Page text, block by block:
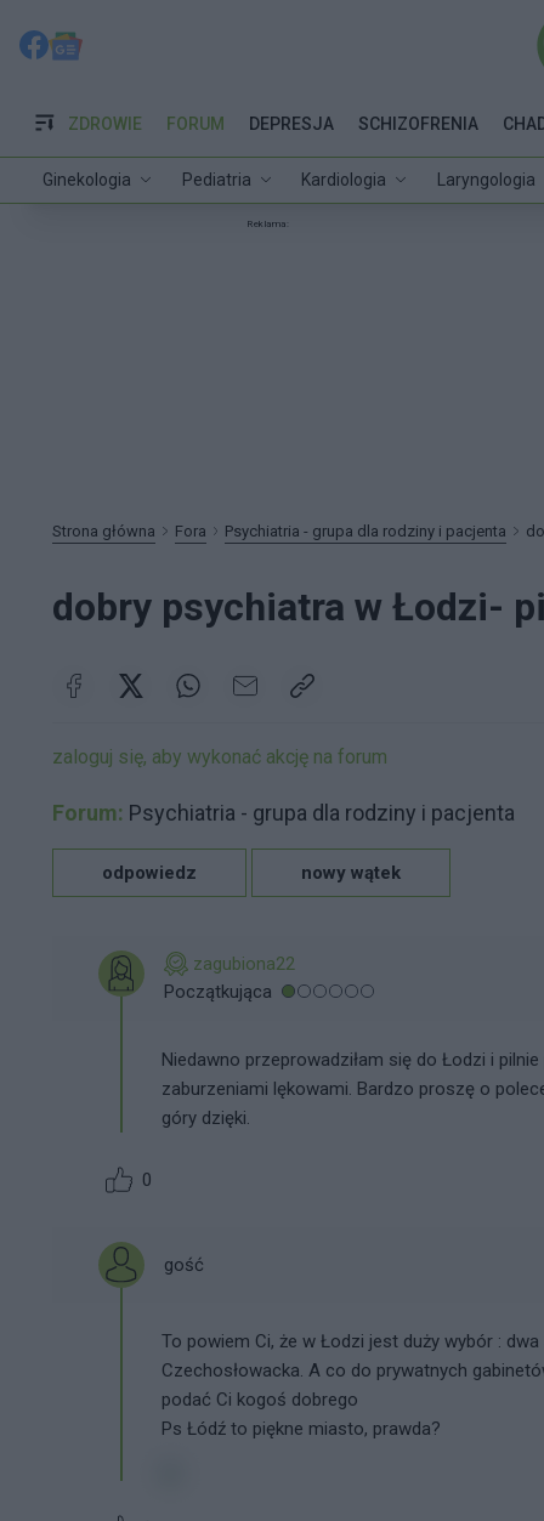
ZDROWIE
Ginekologia Pediatria Kardiologia Laryngologia
FORUM DEPRESJA SCHIZOFRENIA
Reklama:
Strona główna Fora Psychiatria - grupa dla rodziny i pacjenta
dobry psychiatra w Łodzi-
zaloguj się, aby wykonać akcję na forum
Forum: Psychiatria - grupa dla rodziny i pacjenta
odpowiedz nowy wątek
zagubiona22
Początkująca
Niedawno przeprowadziłam się do Łodzi i
zaburzeniami lękowami. Bardzo proszę o
góry dzięki.
0
gość
To powiem Ci, że w Łodzi jest duży wybór :
Czechosłowacka. A co do prywatnych
podać Ci kogoś dobrego
Ps Łódź to piękne miasto, prawda?